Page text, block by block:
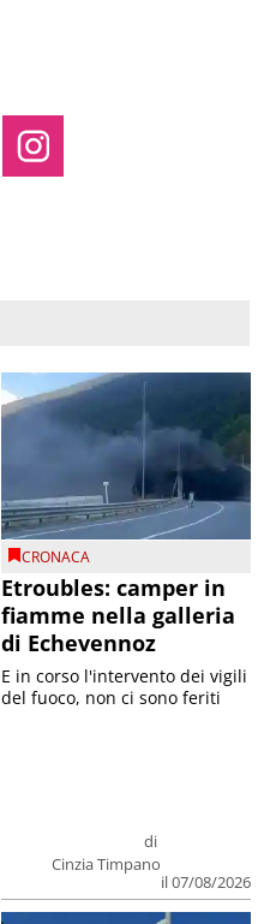
CRONACA
Etroubles: camper in
fiamme nella galleria
di Echevennoz
di
Cinzia Timpano
il 07/08/2026
E in corso l'intervento dei vigili
del fuoco, non ci sono feriti